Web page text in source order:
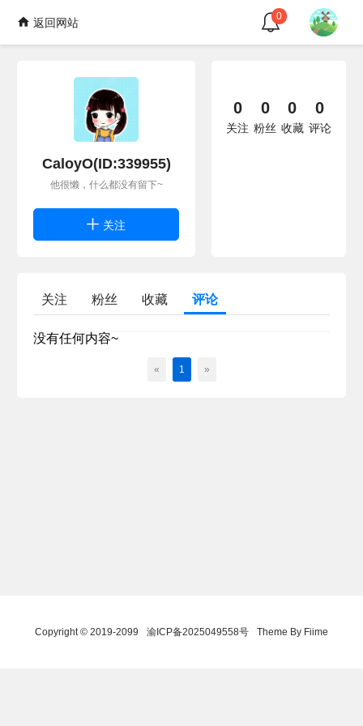
返回网站 0
CaloyO(ID:339955)
他很懒，什么都没有留下~
关注
0
关注
0
粉丝
0
收藏
0
评论
关注 粉丝 收藏 评论
没有任何内容~
« 1 »
Copyright © 2019-2099 渝ICP备2025049558号 Theme By Fiime